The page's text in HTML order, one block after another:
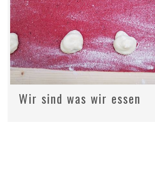
Wir sind was wir essen